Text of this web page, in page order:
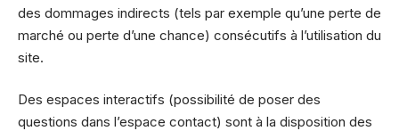
des dommages indirects (tels par exemple qu’une perte de
marché ou perte d’une chance) consécutifs à l’utilisation du
site.
Des espaces interactifs (possibilité de poser des
questions dans l’espace contact) sont à la disposition des